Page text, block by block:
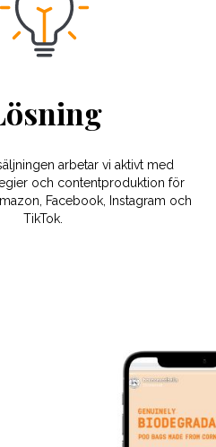
arbetar vi aktivt med
och contentproduktion för
Facebook, Instagram och
TikTok.